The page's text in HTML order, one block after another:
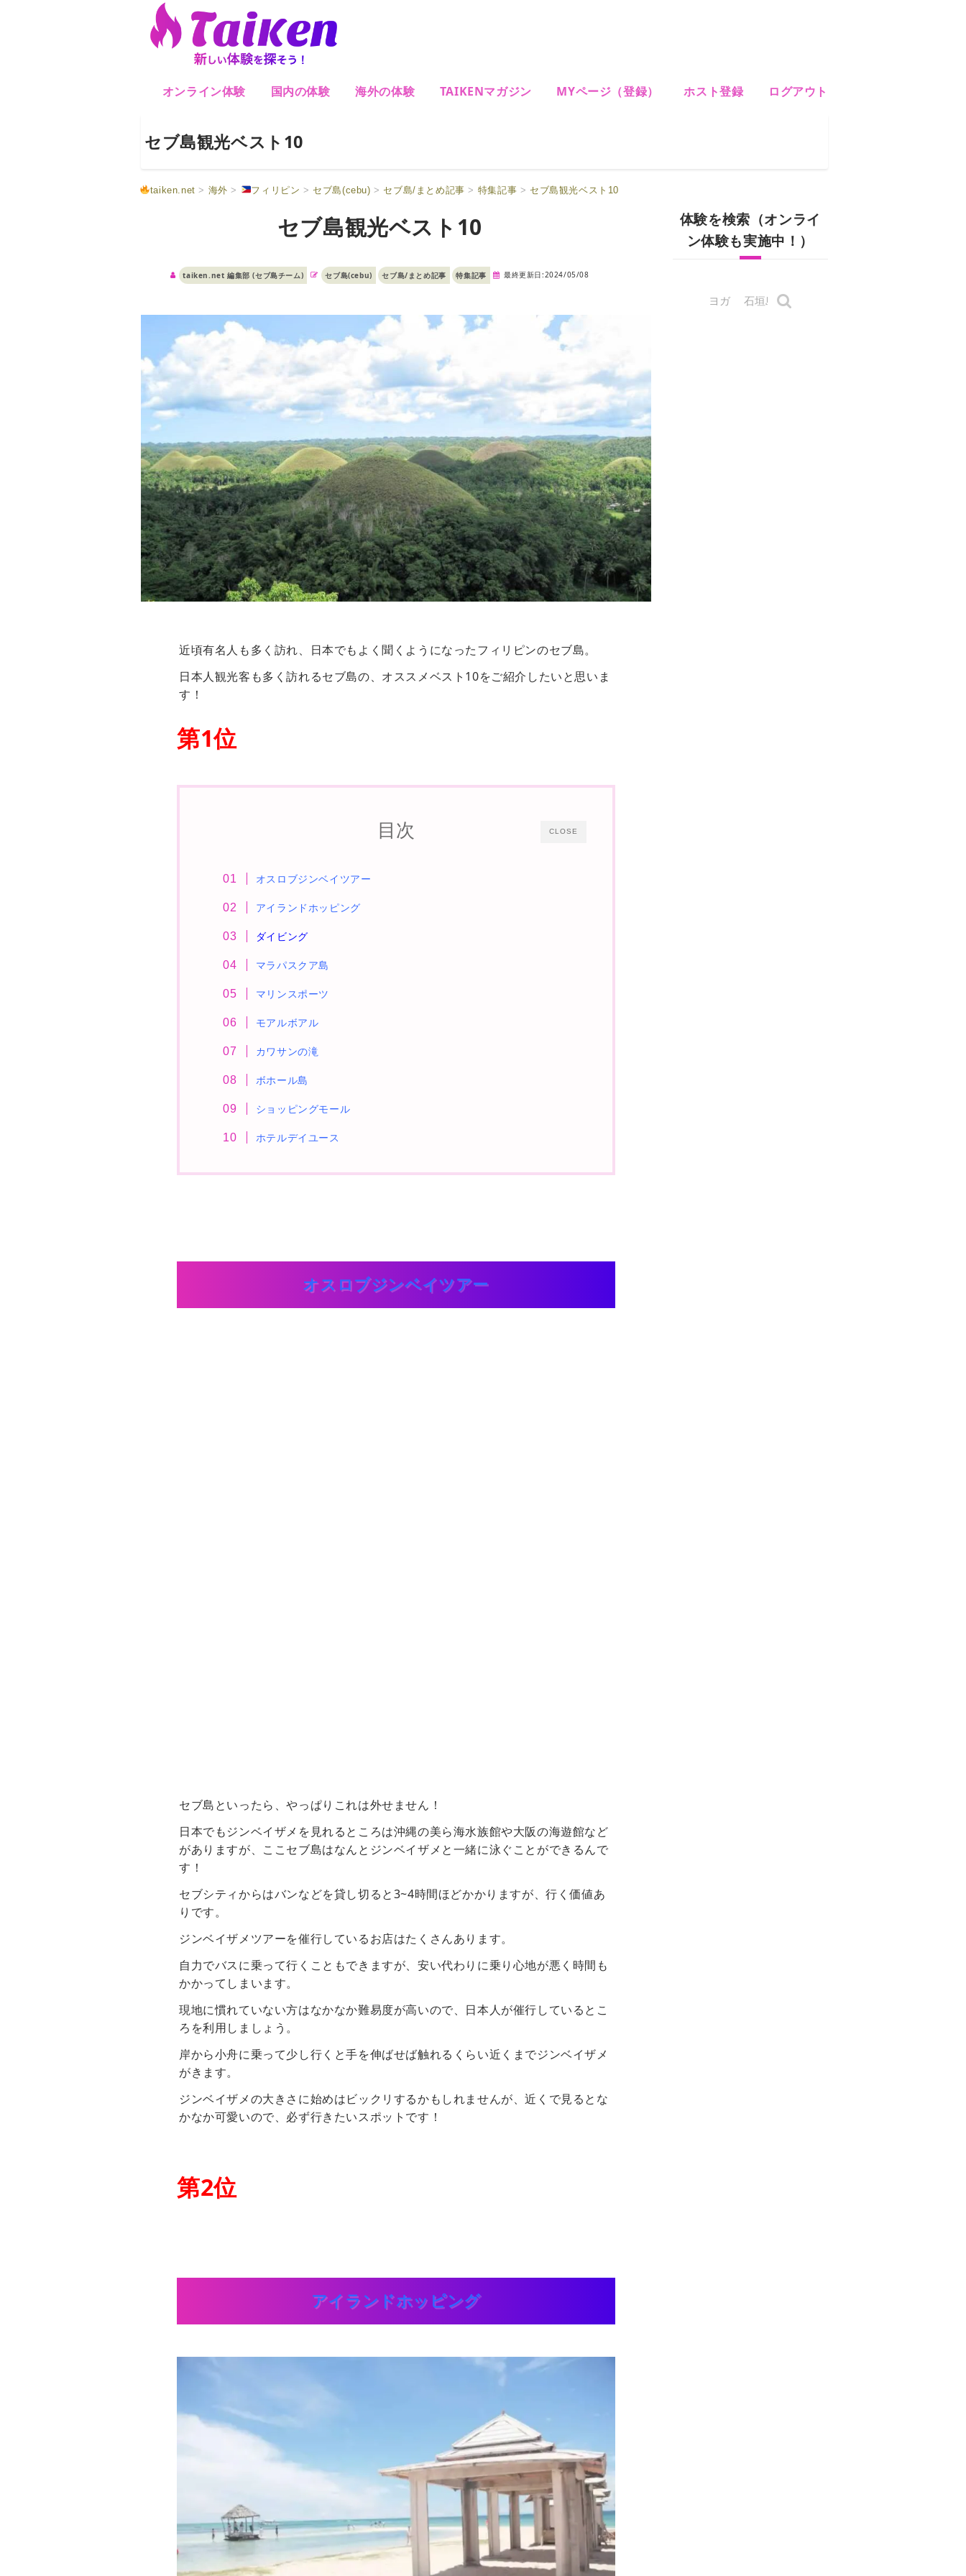
オンライン体験 国内の体験 海外の体験 TAIKENマガジン MYページ（登録） ホスト登録 ログアウト
セブ島観光ベスト10
taiken.net > 海外 > フィリピン > セブ島(cebu) > セブ島/まとめ記事 > 特集記事 > セブ島観光ベスト10
セブ島観光ベスト10
taiken.net 編集部 (セブ島チーム) セブ島(cebu) セブ島/まとめ記事 特集記事 最終更新日:2024/05/08
近頃有名人も多く訪れ、日本でもよく聞くようになったフィリピンのセブ島。
日本人観光客も多く訪れるセブ島の、オススメベスト 10をご紹介したいと思いま
す！
第1位
CLOSE
目次
オスロブジンベイツアー
アイランドホッピング
ダイビング
マラパスクア島
マリンスポーツ
モアルボアル
カワサンの滝
ボホール島
ショッピングモール
ホテルデイユース
オスロブジンベイツアー
セブ島といったら、やっぱりこれは外せません！
日本でもジンベイザメを見れるところは沖縄の美ら海水族館や大阪の海遊館など
がありますが、ここセブ島はなんとジンベイザメと一緒に泳ぐことができるんで
す！
セブシティからはバンなどを貸し切ると3~4時間ほどかかりますが、行く価値あ
りです。
ジンベイザメツアーを催行しているお店はたくさんあります。
自力でバスに乗って行くこともできますが、安い代わりに乗り心地が悪く時間も
かかってしまいます。
現地に慣れていない方はなかなか難易度が高いので、日本人が催行しているとこ
ろを利用しましょう。
岸から小舟に乗って少し行くと手を伸ばせば触れるくらい近くまでジンベイザメ
がきます。
ジンベイザメの大きさに始めはビックリするかもしれませんが、近くで見るとな
かなか可愛いので、必ず行きたいスポットです！
第2位
アイランドホッピング
体験を検索（オンライ
ン体験も実施中！）